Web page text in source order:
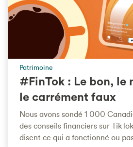
Patrimoine
#FinTok : Le bon, le
le carrément faux
Nous avons sondé 1 000
des conseils financiers sur
disent ce qui a fonctionné ou